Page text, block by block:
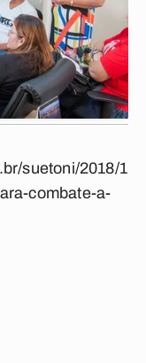
suetoni/2018/1
combate-a-